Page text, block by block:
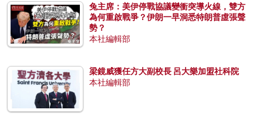
兔主席：美伊停戰協議變衝突導火線，雙方
為何重啟戰爭？伊朗一早洞悉特朗普虛張聲
勢？
本社編輯部
梁鏡威獲任方大副校長 呂大樂加盟社科院
本社編輯部